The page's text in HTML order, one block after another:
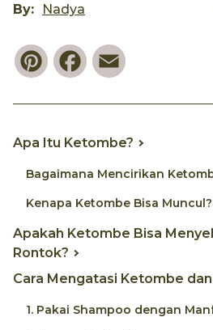
By: Nadya
PinterestFacebook
Apa Itu Ketombe?
Bagaimana Mencirikan
Kenapa Ketombe Bisa Muncul?
Apakah Ketombe Bisa
Rontok?
Cara Mengatasi Ketombe
1. Pakai Shampoo dengan